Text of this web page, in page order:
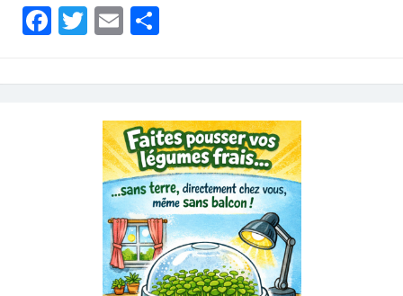
Facebook
Twitter
Email